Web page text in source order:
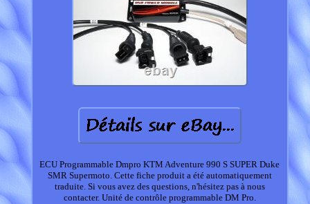
ECU Programmable Dmpro KTM Adventure 990 S SUPER Duke
SMR Supermoto. Cette fiche produit a été automatiquement
traduite. Si vous avez des questions, n'hésitez pas à nous
contacter. Unité de contrôle programmable DM Pro.